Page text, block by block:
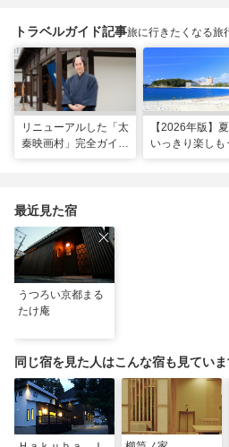
トラベルガイド記事旅に行きたくなる旅
リニューアルした「太
秦映画村」完全ガイ
【2026年版】
いっきり楽しも
最近見た宿
うつろい京都まる
たけ庵
同じ宿を見た人はこんな宿も見てい